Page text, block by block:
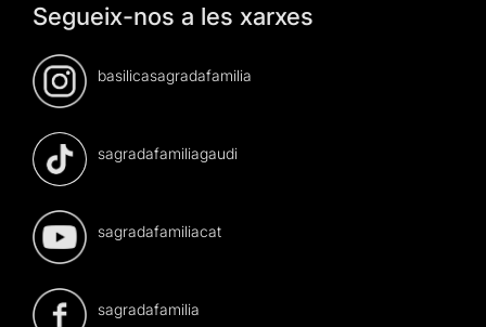
Segueix-nos a les xarxes
basilicasagradafamilia
sagradafamiliagaudi
sagradafamiliacat
sagradafamilia